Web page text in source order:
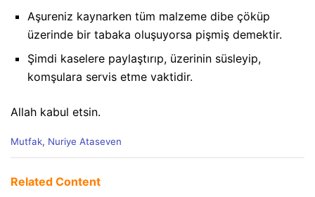
Aşureniz kaynarken tüm malzeme dibe çöküp
üzerinde bir tabaka oluşuyorsa pişmiş demektir.
Şimdi kaselere paylaştırıp, üzerinin süsleyip,
komşulara servis etme vaktidir.
Allah kabul etsin.
C
e
Mutfak, Nuriye Ataseven
Related Content